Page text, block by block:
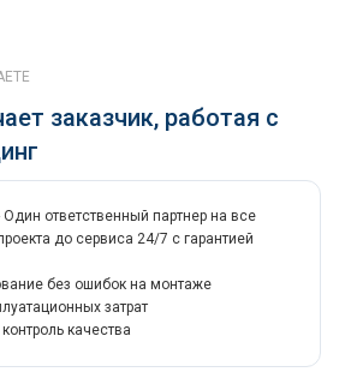
заказчик, работая с
ответственный партнер на все
до сервиса 24/7 с гарантией
без ошибок на монтаже
затрат
качества